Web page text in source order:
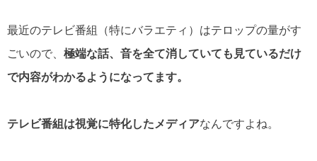
最近のテレビ番組（特にバラエティ）はテロップの量がす
ごいので、 極端な話、音を全て消していても見ているだけ
で内容がわかるようになってます。
テレビ番組は視覚に特化したメディアなんですよね。